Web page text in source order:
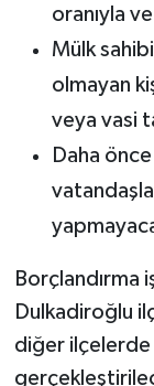
oranıyla
Mülk
olmayan
veya vasi
Daha
Borçlandırma
Dulkadiroğlu
diğer ilçelerde
SEÇİM
ÇEVRE
BİLİM VE
HABERDE